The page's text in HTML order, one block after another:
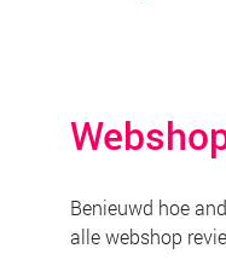
Benieuwd hoe
alle webshop